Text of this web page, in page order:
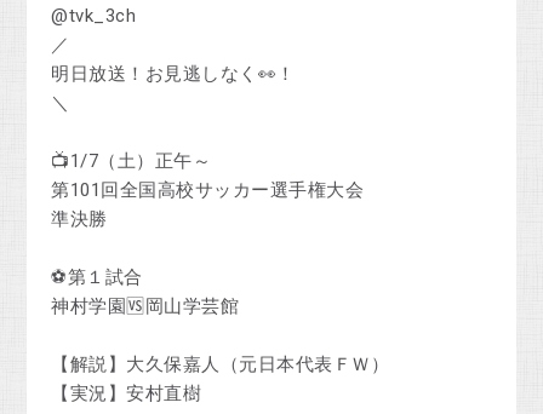
@tvk_3ch
／
明日放送！お見逃しなく👀！
＼
📺1/7（土）正午～
第101回全国高校サッカー選手権大会
準決勝
⚽第１試合
神村学園🆚岡山学芸館
【解説】大久保嘉人（元日本代表ＦＷ）
【実況】安村直樹